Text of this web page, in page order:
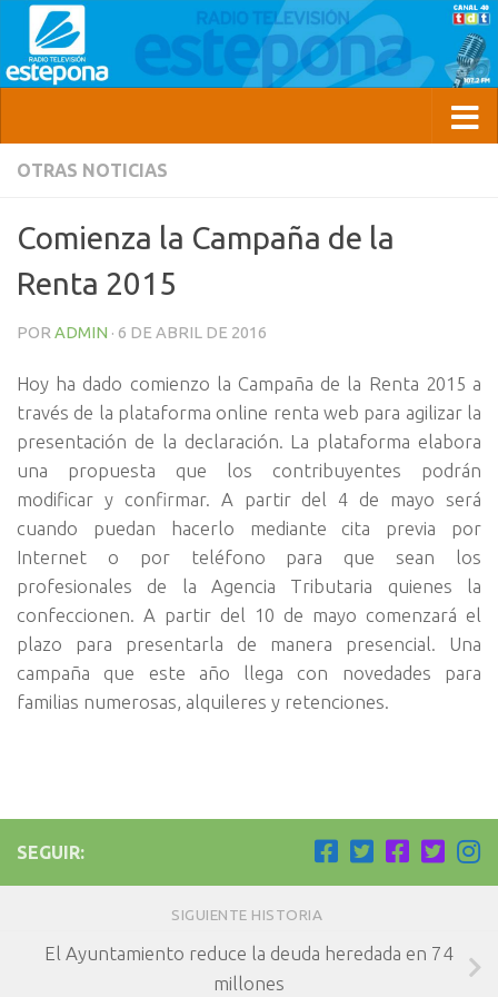
OTRAS NOTICIAS
Comienza la Campaña de la
Renta 2015
POR ADMIN · 6 DE ABRIL DE 2016
Hoy ha dado comienzo la Campaña de la Renta 2015 a
través de la plataforma online renta web para agilizar la
presentación de la declaración. La plataforma elabora
una propuesta que los contribuyentes podrán
modificar y confirmar. A partir del 4 de mayo será
cuando puedan hacerlo mediante cita previa por
Internet o por teléfono para que sean los
profesionales de la Agencia Tributaria quienes la
confeccionen. A partir del 10 de mayo comenzará el
plazo para presentarla de manera presencial. Una
campaña que este año llega con novedades para
familias numerosas, alquileres y retenciones.
SEGUIR:
SIGUIENTE HISTORIA
El Ayuntamiento reduce la deuda heredada en 74
millones